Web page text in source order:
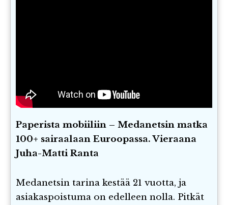
Paperista mobiiliin – Medanetsin matka
100+ sairaalaan Euroopassa. Vieraana
Juha-Matti Ranta
Medanetsin tarina kestää 21 vuotta, ja
asiakaspoistuma on edelleen nolla. Pitkät